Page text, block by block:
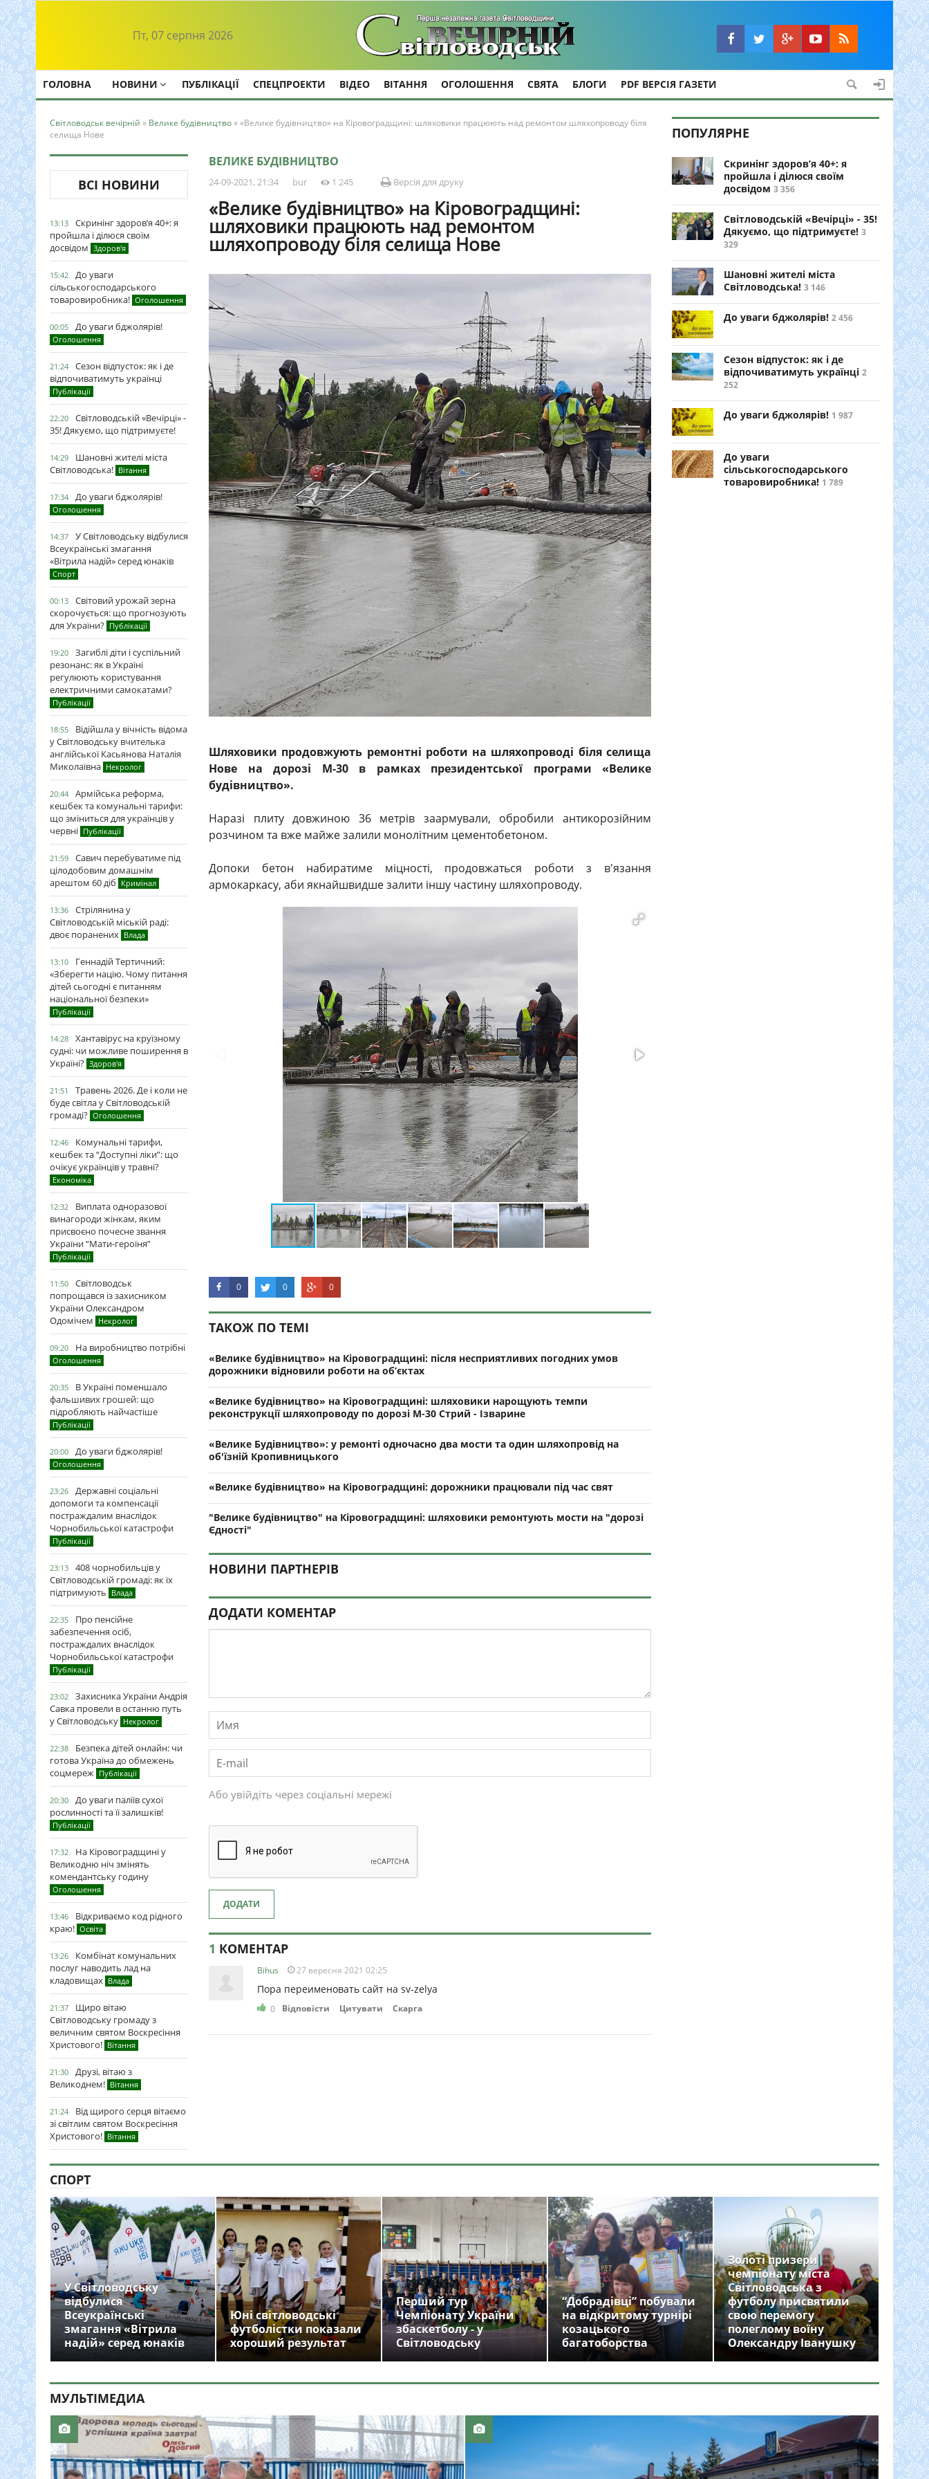
Пт, 07 серпня 2026
ГОЛОВНА НОВИНИ ПУБЛІКАЦІЇ СПЕЦПРОЕКТИ ВІДЕО ВІТАННЯ ОГОЛОШЕННЯ СВЯТА БЛОГИ PDF ВЕРСІЯ ГАЗЕТИ
Світловодськ вечірній » Велике будівництво» «Велике будівництво» на Кіровоградщині: шляховики працюють над ремонтом шляхопроводу біля
селища Нове
ВСІ НОВИНИ
13:13
Скринінг здоров’я 40+: я
пройшла і ділюся своїм
досвідом Здоров'я
15:42
До уваги
сільськогосподарського
товаровиробника! Оголошення
00:05 До уваги бджолярів!
Оголошення
21:24
Сезон відпусток: як і де
відпочиватимуть українці
Публікації
22:20
Світловодській «Вечірці» -
35! Дякуємо, що підтримуєте!
14:29
Шановні жителі міста
Світловодська! Вітання
17:34 До уваги бджолярів!
Оголошення
14:37
У Світловодську відбулися
Всеукраїнські змагання
«Вітрила надій» серед юнаків
Спорт
00:13
Світовий урожай зерна
скорочується: що прогнозують
для України? Публікації
19:20
Загиблі діти і суспільний
резонанс: як в Україні
регулюють користування
електричними самокатами?
Публікації
18:55
Відійшла у вічність відома
у Світловодську вчителька
англійської Касьянова Наталія
Миколаївна Некролог
20:44
Армійська реформа,
кешбек та комунальні тарифи:
що зміниться для українців у
червні Публікації
21:59
Савич перебуватиме під
цілодобовим домашнім
арештом 60 діб Кримінал
13:36
Стрілянина у
Світловодській міській раді:
двоє поранених Влада
13:10
Геннадій Тертичний:
«Зберегти націю. Чому питання
дітей сьогодні є питанням
національної безпеки»
Публікації
14:28
Хантавірус на круїзному
судні: чи можливе поширення в
Україні? Здоров'я
21:51
Травень 2026. Де і коли не
буде світла у Світловодській
громаді? Оголошення
12:46
Комунальні тарифи,
кешбек та “Доступні ліки”: що
очікує українців у травні?
Економіка
12:32
Виплата одноразової
винагороди жінкам, яким
присвоєно почесне звання
України “Мати-героїня”
Публікації
11:50
Світловодськ
попрощався із захисником
України Олександром
Одомічем Некролог
09:20 На виробництво потрібні
Оголошення
20:35
В Україні поменшало
фальшивих грошей: що
підробляють найчастіше
Публікації
20:00 До уваги бджолярів!
Оголошення
23:26
Державні соціальні
допомоги та компенсації
постраждалим внаслідок
Чорнобильської катастрофи
Публікації
23:13
408 чорнобильців у
Світловодській громаді: як їх
підтримують Влада
22:35
Про пенсійне
забезпечення осіб,
постраждалих внаслідок
Чорнобильської катастрофи
Публікації
23:02
Захисника України Андрія
Савка провели в останню путь
у Світловодську Некролог
22:38
Безпека дітей онлайн: чи
готова Україна до обмежень
соцмереж Публікації
20:30
До уваги паліїв сухої
рослинності та її залишків!
Публікації
17:32
На Кіровоградщині у
Великодню ніч змінять
комендантську годину
Оголошення
13:46
Відкриваємо код рідного
краю! Освіта
13:26
Комбінат комунальних
послуг наводить лад на
кладовищах Влада
21:37
Щиро вітаю
Світловодську громаду з
величним святом Воскресіння
Христового! Вітання
21:30
Друзі, вітаю з
Великоднем! Вітання
21:24
Від щирого серця вітаємо
зі світлим святом Воскресіння
Христового! Вітання
ВЕЛИКЕ БУДІВНИЦТВО
24-09-2021, 21:34 bur 1 245 Версія для друку
«Велике будівництво» на Кіровоградщині:
шляховики працюють над ремонтом
шляхопроводу біля селища Нове
Шляховики продовжують ремонтні роботи на шляхопроводі біля селища
Нове на дорозі М-30 в рамках президентської програми «Велике
будівництво».
Наразі плиту довжиною 36 метрів заармували, обробили антикорозійним
розчином та вже майже залили монолітним цементобетоном.
Допоки бетон набиратиме міцності, продовжаться роботи з в'язання
армокаркасу, аби якнайшвидше залити іншу частину шляхопроводу.
0 0 0
ТАКОЖ ПО ТЕМІ
«Велике будівництво» на Кіровоградщині: після несприятливих погодних умов
дорожники відновили роботи на об’єктах
«Велике будівництво» на Кіровоградщині: шляховики нарощують темпи
реконструкції шляхопроводу по дорозі М-30 Стрий - Ізварине
«Велике Будівництво»: у ремонті одночасно два мости та один шляхопровід на
об'їзній Кропивницького
«Велике будівництво» на Кіровоградщині: дорожники працювали під час свят
"Велике будівництво" на Кіровоградщині: шляховики ремонтують мости на "дорозі
Єдності"
НОВИНИ ПАРТНЕРІВ
ДОДАТИ КОМЕНТАР
Або увійдіть через соціальні мережі
ДОДАТИ
1 КОМЕНТАР
Bihus 27 вересня 2021 02:25
Пора переименовать сайт на sv-zelya
0 Відповісти Цитувати Скарга
ПОПУЛЯРНЕ
Скринінг здоров’я 40+: я
пройшла і ділюся своїм
досвідом 3 356
Світловодській «Вечірці» - 35!
Дякуємо, що підтримуєте! 3
329
Шановні жителі міста
Світловодська! 3 146
До уваги бджолярів! 2 456
Сезон відпусток: як і де
відпочиватимуть українці 2
252
До уваги бджолярів! 1 987
До уваги
сільськогосподарського
товаровиробника! 1 789
СПОРТ
У Світловодську
відбулися
Всеукраїнські
змагання «Вітрила
надій» серед юнаків
Юні світловодські
футболістки показали
хороший результат
Перший тур
Чемпіонату України
збаскетболу - у
Світловодську
“Добрадівці” побували
на відкритому турнірі
козацького
багатоборства
Золоті призери
чемпіонату міста
Світловодська з
футболу присвятили
свою перемогу
полеглому воїну
Олександру Іванушку
МУЛЬТIМЕДИА